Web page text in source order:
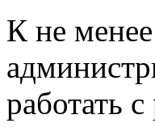
К не
работать